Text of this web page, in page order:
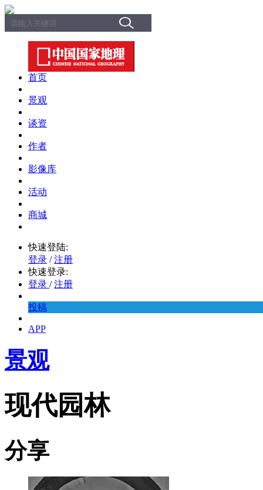
首页
景观
谈资
作者
影像库
活动
商城
快速登陆:
登录 / 注册
快速登录:
登录 / 注册
投稿
APP
景观
现代园林
分享